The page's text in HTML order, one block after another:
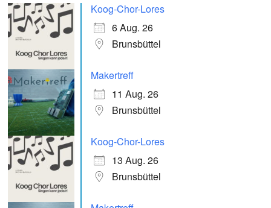
Koog-Chor-Lores
6 Aug. 26
Brunsbüttel
Makertreff
11 Aug. 26
Brunsbüttel
Koog-Chor-Lores
13 Aug. 26
Brunsbüttel